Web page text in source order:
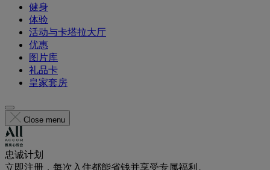
健身
体验
活动与卡塔拉大厅
优惠
图片库
礼品卡
皇家套房
Close menu
忠诚计划
立即注册，每次入住都能省钱并享受专属福利。